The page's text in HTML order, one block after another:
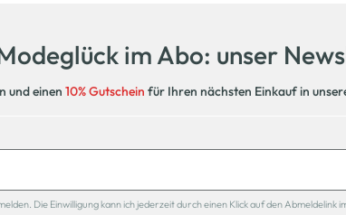
im Abo: unser
und einen 10% Gutschein für Ihren nächsten Einkauf in
Die Einwilligung kann ich jederzeit durch einen Klick auf den Abmeldelink